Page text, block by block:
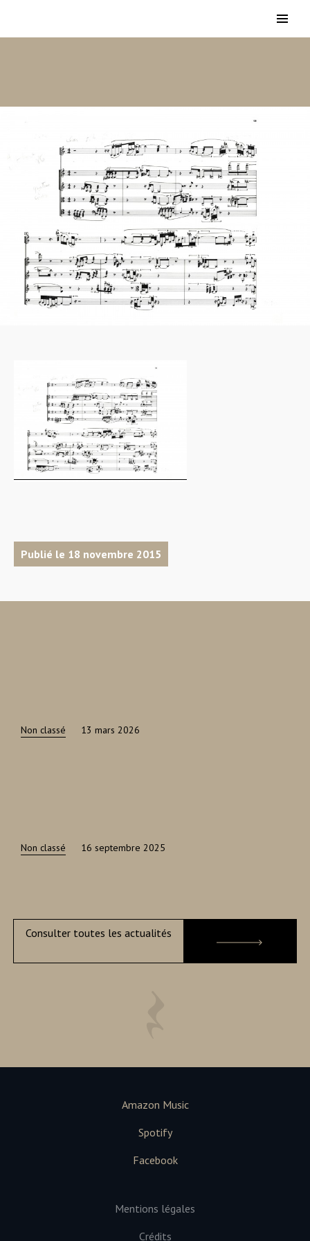
Publié le 18 novembre 2015
Non classé 13 mars 2026
Non classé 16 septembre 2025
Consulter toutes les actualités
Amazon Music
Spotify
Facebook
Mentions légales
Crédits